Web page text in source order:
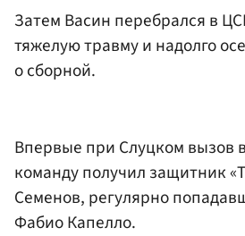
Затем Васин перебрался в
тяжелую травму и надолго
о сборной.
Впервые при Слуцком вызов
команду получил защитник
Семенов, регулярно
Фабио Капелло.